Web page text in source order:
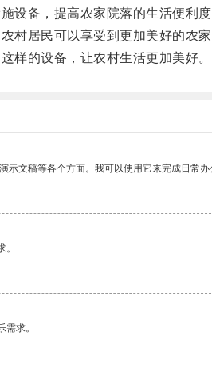
备，提高农家院落的生活便利度
居民可以享受到更加美好的农家
的设备，让农村生活更加美好。
文稿等各个方面。我可以使用它来完成日常办
求。